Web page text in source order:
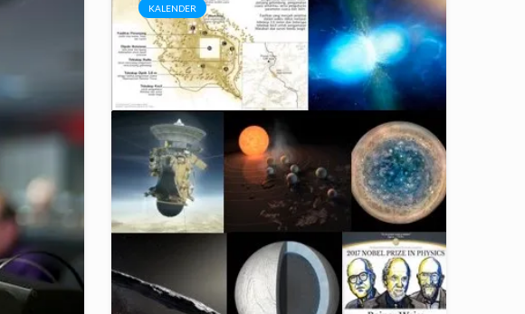
KALENDER